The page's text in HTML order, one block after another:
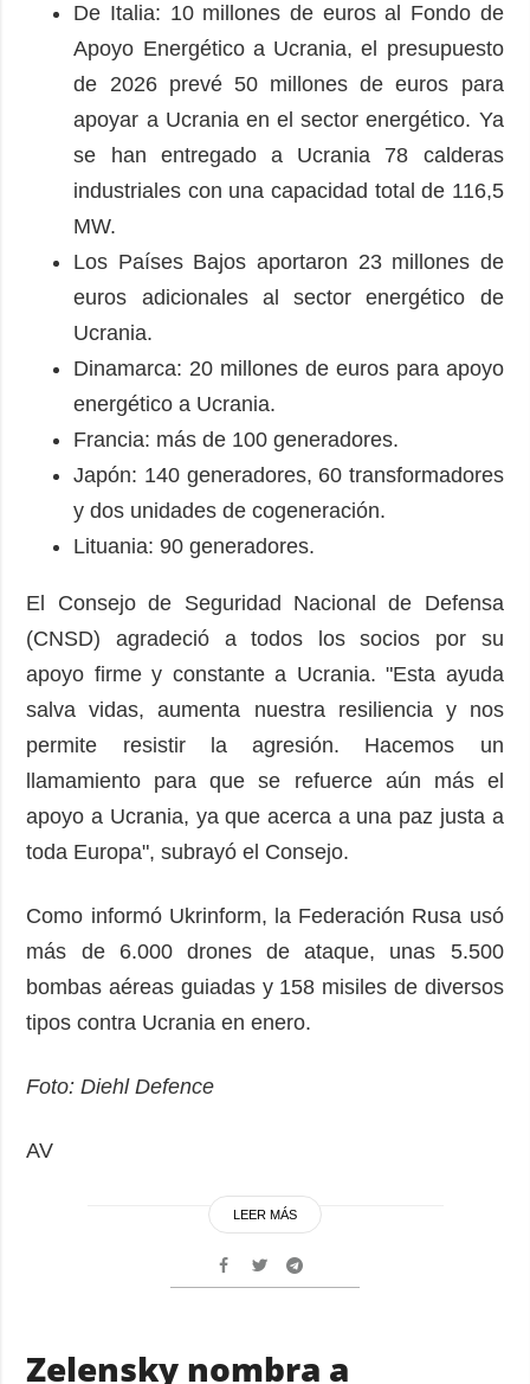
De Italia: 10 millones de euros al Fondo de
Apoyo Energético a Ucrania, el presupuesto
de 2026 prevé 50 millones de euros para
apoyar a Ucrania en el sector energético. Ya
se han entregado a Ucrania 78 calderas
industriales con una capacidad total de 116,5
MW.
Los Países Bajos aportaron 23 millones de
euros adicionales al sector energético de
Ucrania.
Dinamarca: 20 millones de euros para apoyo
energético a Ucrania.
Francia: más de 100 generadores.
Japón: 140 generadores, 60 transformadores
y dos unidades de cogeneración.
Lituania: 90 generadores.
El Consejo de Seguridad Nacional de Defensa
(CNSD) agradeció a todos los socios por su
apoyo firme y constante a Ucrania. "Esta ayuda
salva vidas, aumenta nuestra resiliencia y nos
permite resistir la agresión. Hacemos un
llamamiento para que se refuerce aún más el
apoyo a Ucrania, ya que acerca a una paz justa a
toda Europa", subrayó el Consejo.
Como informó Ukrinform, la Federación Rusa usó
más de 6.000 drones de ataque, unas 5.500
bombas aéreas guiadas y 158 misiles de diversos
tipos contra Ucrania en enero.
Foto: Diehl Defence
AV
LEER MÁS
Zelensky nombra a